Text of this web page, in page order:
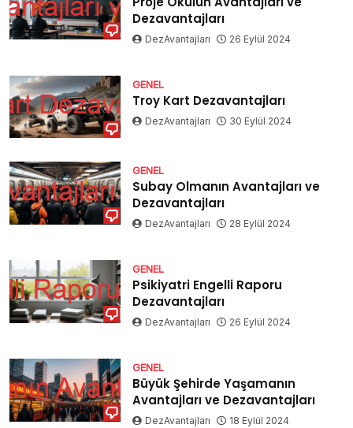
Dezavantajları
DezAvantajları 26 Eylül 2024
GENEL
Troy Kart Dezavantajları
DezAvantajları 30 Eylül 2024
GENEL
Subay Olmanın Avantajları ve
Dezavantajları
DezAvantajları 28 Eylül 2024
GENEL
Psikiyatri Engelli Raporu
Dezavantajları
DezAvantajları 26 Eylül 2024
GENEL
Büyük Şehirde Yaşamanın
Avantajları ve Dezavantajları
DezAvantajları 18 Eylül 2024